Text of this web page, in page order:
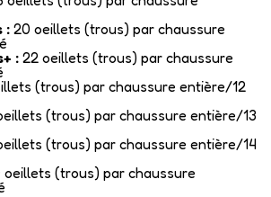
: 20 oeillets (trous) par chaussure
: 22 oeillets (trous) par chaussure
(trous) par chaussure entière/12
(trous) par chaussure entière/13
(trous) par chaussure entière/14
oeillets (trous) par chaussure